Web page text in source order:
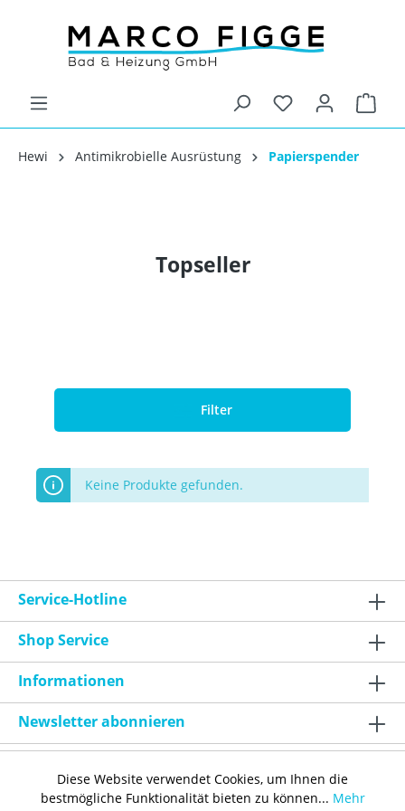
Hewi Antimikrobielle Ausrüstung Papierspender
Topseller
Filter
Keine Produkte gefunden.
Service-Hotline
Shop Service
Informationen
Newsletter abonnieren
Diese Website verwendet Cookies, um Ihnen die
bestmögliche Funktionalität bieten zu können... Mehr